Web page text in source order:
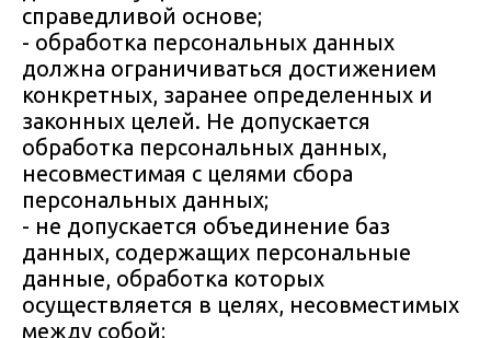
справедливой основе;
- обработка персональных данных
должна ограничиваться достижением
конкретных, заранее определенных и
законных целей. Не допускается
обработка персональных данных,
несовместимая с целями сбора
персональных данных;
- не допускается объединение баз
данных, содержащих персональные
данные, обработка которых
осуществляется в целях, несовместимых
между собой;